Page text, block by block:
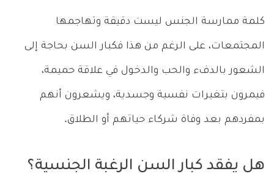
كلمة ممارسة الجنس ليست دقيقة وتهاجمها
المجتمعات، على الرغم من هذا فكبار السن بحاجة إلى
الشعور بالدفء والحب والدخول في علاقة حميمة،
فيمرون بتغيرات نفسية وجسدية، ويشعرون أنهم
بمفردهم بعد وفاة شركاء حياتهم أو الطلاق.
هل يفقد كبار السن الرغبة الجنسية؟